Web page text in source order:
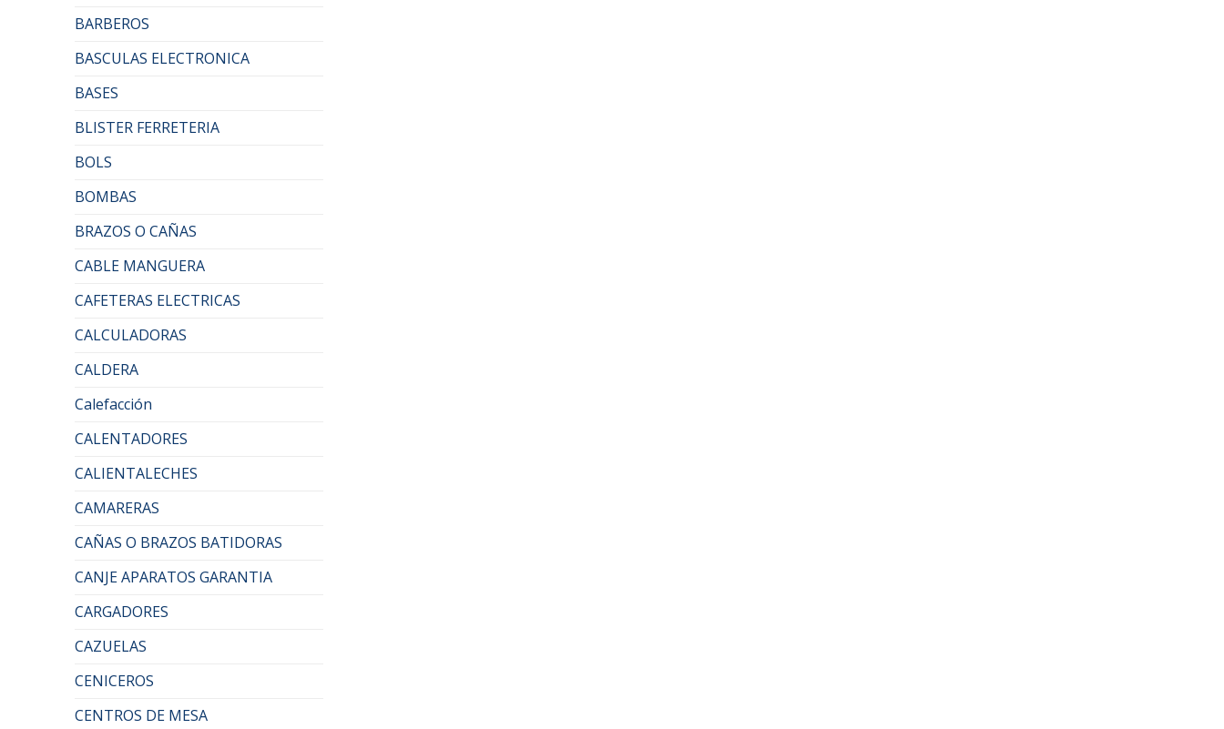
BARBEROS
BASCULAS ELECTRONICA
BASES
BLISTER FERRETERIA
BOLS
BOMBAS
BRAZOS O CAÑAS
CABLE MANGUERA
CAFETERAS ELECTRICAS
CALCULADORAS
CALDERA
Calefacción
CALENTADORES
CALIENTALECHES
CAMARERAS
CAÑAS O BRAZOS BATIDORAS
CANJE APARATOS GARANTIA
CARGADORES
CAZUELAS
CENICEROS
CENTROS DE MESA